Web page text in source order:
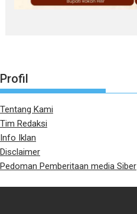
Profil
Tentang Kami
Tim Redaksi
Info Iklan
Disclaimer
Pedoman Pemberitaan media Siber